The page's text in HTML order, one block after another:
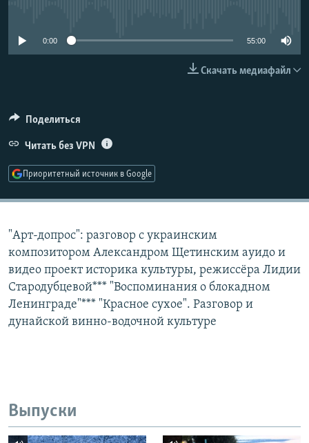
ПОДПИШИТЕСЬ НА РАССЫЛКУ
Все сайты РСЕ/РС
0:00 55:00
Скачать медиафайл
Поделиться
Читать без VPN
Приоритетный источник в Google
"Арт-допрос": разговор с украинским
композитором Александром Щетинским ауидо и
видео проект историка культуры, режиссёра Лидии
Стародубцевой*** "Воспоминания о блокадном
Ленинграде"*** "Красное сухое". Разговор и
дунайской винно-водочной культуре
Выпуски